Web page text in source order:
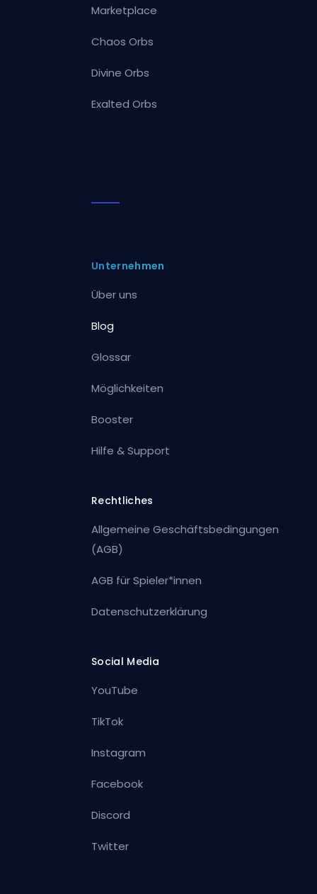
Marketplace
Chaos Orbs
Divine Orbs
Exalted Orbs
Unternehmen
Über uns
Blog
Glossar
Möglichkeiten
Booster
Hilfe & Support
Rechtliches
Allgemeine Geschäftsbedingungen
(AGB)
AGB für Spieler*innen
Datenschutzerklärung
Social Media
YouTube
TikTok
Instagram
Facebook
Discord
Twitter